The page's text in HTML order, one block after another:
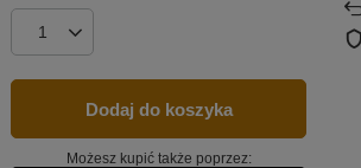
Dodaj do koszyka
Możesz kupić także poprzez: